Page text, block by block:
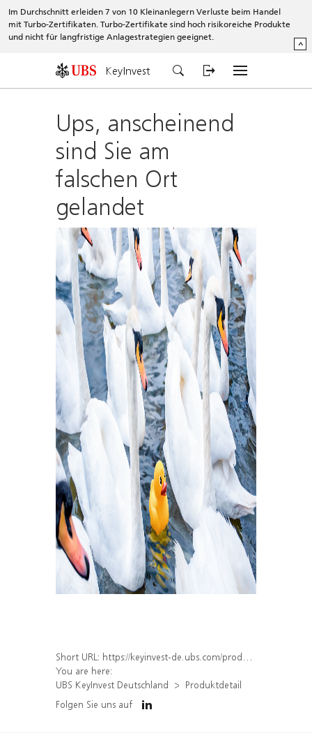
Im Durchschnitt erleiden 7 von 10 Kleinanlegern Verluste beim Handel
mit Turbo-Zertifikaten. Turbo-Zertifikate sind hoch risikoreiche Produkte
und nicht für langfristige Anlagestrategien geeignet.
^
KeyInvest
Ups, anscheinend
sind Sie am
falschen Ort
gelandet
Short URL: https://keyinvest-de.ubs.com/produkt/detail/index/isin/DE000WA82231
You are here:
UBS KeyInvest Deutschland
Produktdetail
Folgen Sie uns auf